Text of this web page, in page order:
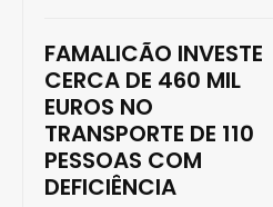
FAMALICÃO INVESTE
CERCA DE 460 MIL
EUROS NO
TRANSPORTE DE 110
PESSOAS COM
DEFICIÊNCIA